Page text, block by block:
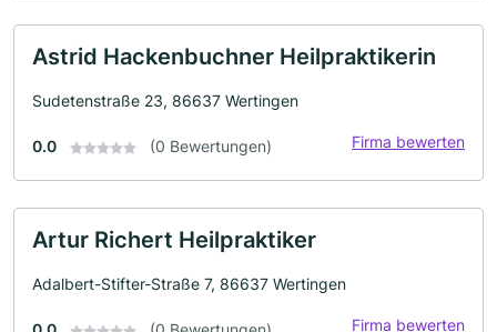
Astrid Hackenbuchner Heilpraktikerin
Sudetenstraße 23, 86637 Wertingen
0.0 (0 Bewertungen) Firma bewerten
Artur Richert Heilpraktiker
Adalbert-Stifter-Straße 7, 86637 Wertingen
Firma bewerten